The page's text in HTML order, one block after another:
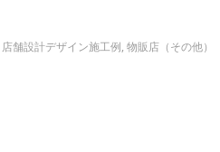
店舗設計デザイン施工例, 物販店（その他）